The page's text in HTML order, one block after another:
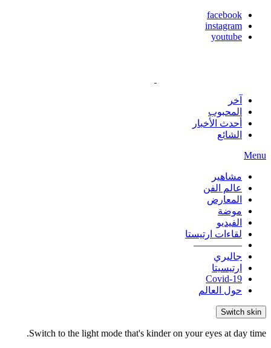
facebook
instagram
youtube
آخر
المحبوب
أحدث الأخبار
الشائع
Menu
مشاهير
عالم الفن
المعارض
موضة
الفيديو
لقاءات ارتيستا
—————
جاليري
ارتيسيتا
Covid-19
حول العالم
Switch skin
Switch to the light mode that's kinder on your eyes at day time.